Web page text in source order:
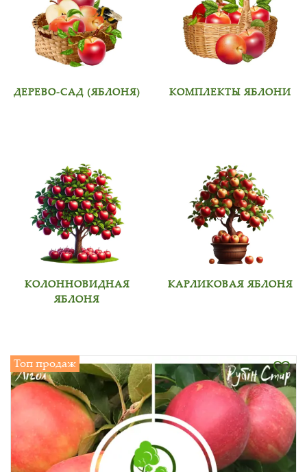
ДЕРЕВО-САД (ЯБЛОНЯ) КОМПЛЕКТЫ ЯБЛОНИ
КОЛОННОВИДНАЯ
ЯБЛОНЯ
КАРЛИКОВАЯ ЯБЛОНЯ
Топ продаж